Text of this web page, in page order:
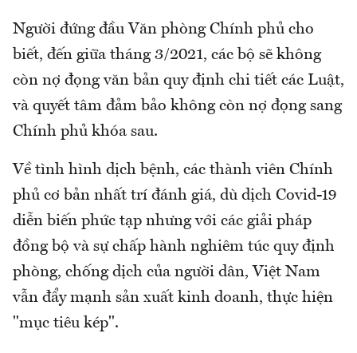
Người đứng đầu Văn phòng Chính phủ cho
biết, đến giữa tháng 3/2021, các bộ sẽ không
còn nợ đọng văn bản quy định chi tiết các Luật,
và quyết tâm đảm bảo không còn nợ đọng sang
Chính phủ khóa sau.
Về tình hình dịch bệnh, các thành viên Chính
phủ cơ bản nhất trí đánh giá, dù dịch Covid-19
diễn biến phức tạp nhưng với các giải pháp
đồng bộ và sự chấp hành nghiêm túc quy định
phòng, chống dịch của người dân, Việt Nam
vẫn đẩy mạnh sản xuất kinh doanh, thực hiện
"mục tiêu kép".